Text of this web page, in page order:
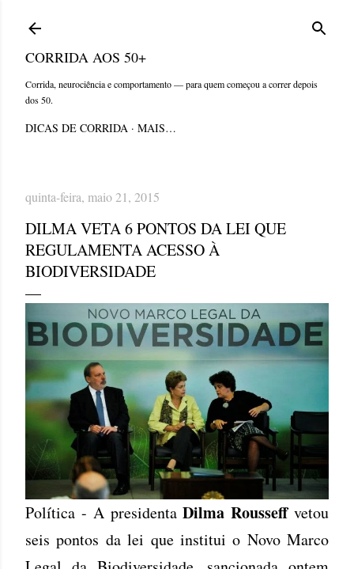
CORRIDA AOS 50+
Corrida, neurociência e comportamento — para quem começou a correr depois
dos 50.
DICAS DE CORRIDA MAIS…
quinta-feira, maio 21, 2015
DILMA VETA 6 PONTOS DA LEI QUE
REGULAMENTA ACESSO À
BIODIVERSIDADE
Política - A presidentaDilma Rousseffvetou
seis pontos da lei que institui o Novo Marco